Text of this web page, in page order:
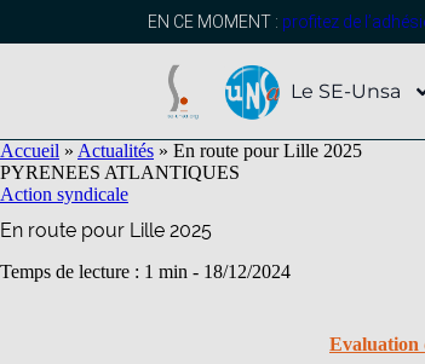
EN CE MOMENT : profitez de
Le SE-Unsa
Accueil » Actualités » En route pour Lille 2025
PYRENEES ATLANTIQUES
Action syndicale
En route pour Lille 2025
Temps de lecture : 1 min - 18/12/2024
Evaluation